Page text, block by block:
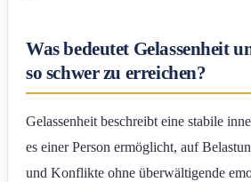
Was bedeutet Gelassenheit
so schwer zu erreichen?
Gelassenheit beschreibt eine stabile
es einer Person ermöglicht, auf
und Konflikte ohne überwältigende